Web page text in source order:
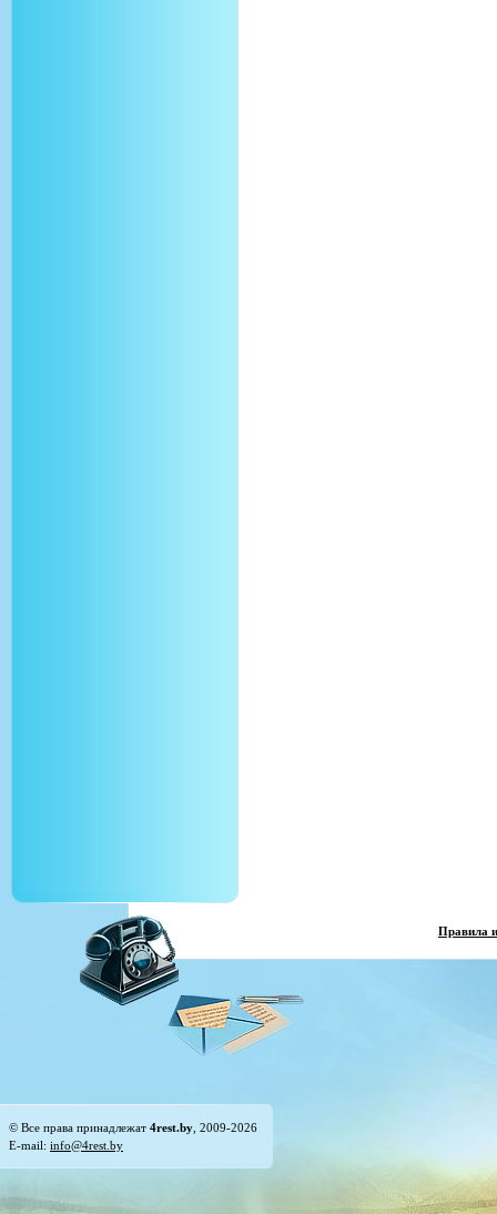
Правила
© Все права принадлежат 4rest.by , 2009-2026
E-mail: info@4rest.by